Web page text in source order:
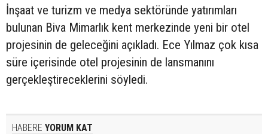
İnşaat ve turizm ve medya sektöründe yatırımları
bulunan Biva Mimarlık kent merkezinde yeni bir otel
projesinin de geleceğini açıkladı. Ece Yılmaz çok kısa
süre içerisinde otel projesinin de lansmanını
gerçekleştireceklerini söyledi.
HABERE YORUM KAT